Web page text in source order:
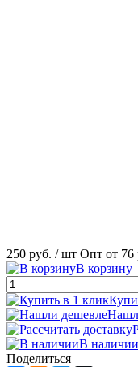
250 руб. / шт Опт от 76
В корзину
В наличии
Поделиться